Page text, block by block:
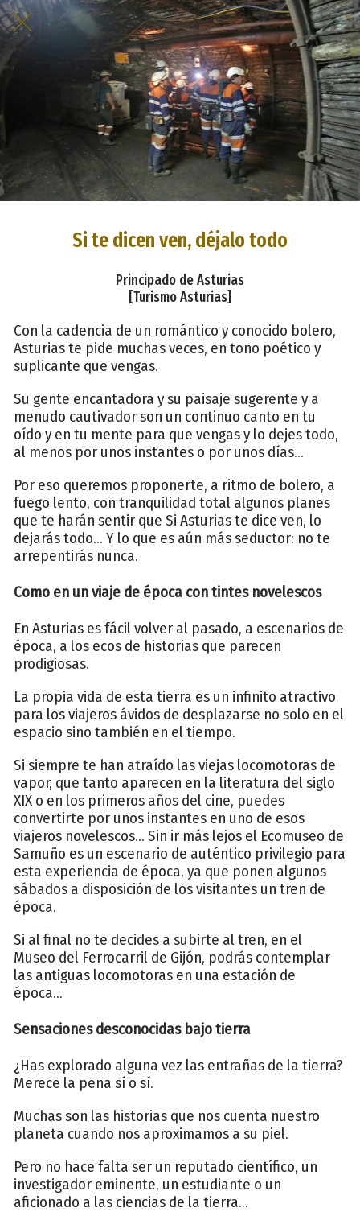
Si te dicen ven, déjalo todo
Principado de Asturias
[Turismo Asturias]
Con la cadencia de un romántico y conocido bolero,
Asturias te pide muchas veces, en tono poético y
suplicante que vengas.
Su gente encantadora y su paisaje sugerente y a
menudo cautivador son un continuo canto en tu
oído y en tu mente para que vengas y lo dejes todo,
al menos por unos instantes o por unos días...
Por eso queremos proponerte, a ritmo de bolero, a
fuego lento, con tranquilidad total algunos planes
que te harán sentir que Si Asturias te dice ven, lo
dejarás todo... Y lo que es aún más seductor: no te
arrepentirás nunca.
Como en un viaje de época con tintes novelescos
En Asturias es fácil volver al pasado, a escenarios de
época, a los ecos de historias que parecen
prodigiosas.
La propia vida de esta tierra es un infinito atractivo
para los viajeros ávidos de desplazarse no solo en el
espacio sino también en el tiempo.
Si siempre te han atraído las viejas locomotoras de
vapor, que tanto aparecen en la literatura del siglo
XIX o en los primeros años del cine, puedes
convertirte por unos instantes en uno de esos
viajeros novelescos... Sin ir más lejos el Ecomuseo de
Samuño es un escenario de auténtico privilegio para
esta experiencia de época, ya que ponen algunos
sábados a disposición de los visitantes un tren de
época.
Si al final no te decides a subirte al tren, en el
Museo del Ferrocarril de Gijón, podrás contemplar
las antiguas locomotoras en una estación de
época...
Sensaciones desconocidas bajo tierra
¿Has explorado alguna vez las entrañas de la tierra?
Merece la pena sí o sí.
Muchas son las historias que nos cuenta nuestro
planeta cuando nos aproximamos a su piel.
Pero no hace falta ser un reputado científico, un
investigador eminente, un estudiante o un
aficionado a las ciencias de la tierra...